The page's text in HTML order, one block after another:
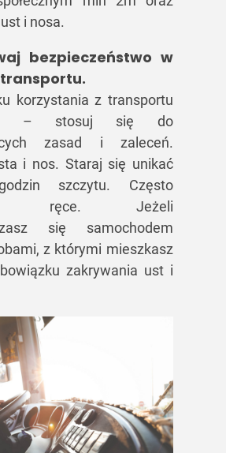
i nosa.
bezpieczeństwo w
korzystania z transportu
– stosuj się do
zasad i zaleceń.
i nos. Staraj się unikać
szczytu. Często
ręce. Jeżeli
się samochodem
z którymi mieszkasz
zakrywania ust i